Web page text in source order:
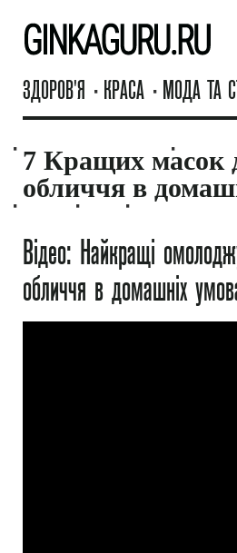
GinkaGuru.ru
ЗДОРОВ'Я КРАСА МОДА ТА
ЗАЧІСКИ ТА СТРИЖКИ
МАСКИ СЕКС ВІДНОСИНИ
7 Кращих масок
обличчя в
Відео: Найкращі
обличчя в домашніх